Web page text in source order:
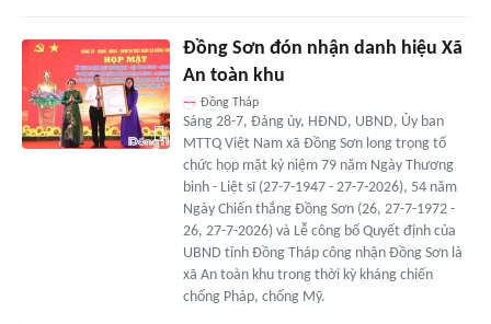
Đồng Sơn đón nhận danh hiệu Xã
An toàn khu
Đồng Tháp
Sáng 28-7, Đảng ủy, HĐND, UBND, Ủy ban
MTTQ Việt Nam xã Đồng Sơn long trọng tổ
chức họp mặt kỷ niệm 79 năm Ngày Thương
binh - Liệt sĩ (27-7-1947 - 27-7-2026), 54 năm
Ngày Chiến thắng Đồng Sơn (26, 27-7-1972 -
26, 27-7-2026) và Lễ công bố Quyết định của
UBND tỉnh Đồng Tháp công nhận Đồng Sơn là
xã An toàn khu trong thời kỳ kháng chiến
chống Pháp, chống Mỹ.